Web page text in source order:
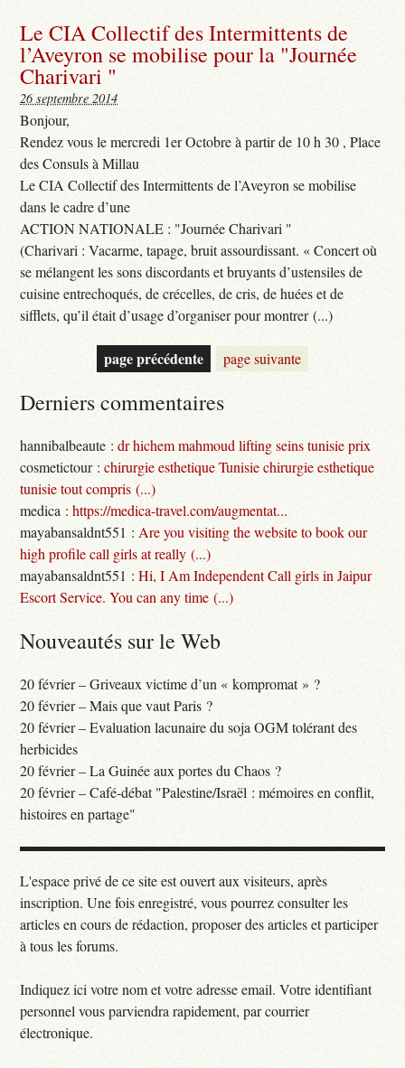
Le CIA Collectif des Intermittents de
l’Aveyron se mobilise pour la "Journée
Charivari "
26 septembre 2014
Bonjour,
Rendez vous le mercredi 1er Octobre à partir de 10 h 30 , Place
des Consuls à Millau
Le CIA Collectif des Intermittents de l’Aveyron se mobilise
dans le cadre d’une
ACTION NATIONALE : "Journée Charivari "
(Charivari : Vacarme, tapage, bruit assourdissant. « Concert où
se mélangent les sons discordants et bruyants d’ustensiles de
cuisine entrechoqués, de crécelles, de cris, de huées et de
sifflets, qu’il était d’usage d’organiser pour montrer (...)
page précédente page suivante
Derniers commentaires
hannibalbeaute :dr hichem mahmoud lifting seins tunisie prix
cosmetictour :chirurgie esthetique Tunisie chirurgie esthetique
tunisie tout compris (...)
medica :https://medica-travel.com/augmentat...
mayabansaldnt551 :Are you visiting the website to book our
high profile call girls at really (...)
mayabansaldnt551 :Hi, I Am Independent Call girls in Jaipur
Escort Service. You can any time (...)
Nouveautés sur le Web
20 février – Griveaux victime d’un « kompromat » ?
20 février – Mais que vaut Paris ?
20 février – Evaluation lacunaire du soja OGM tolérant des
herbicides
20 février – La Guinée aux portes du Chaos ?
20 février – Café-débat "Palestine/Israël : mémoires en conflit,
histoires en partage"
L'espace privé de ce site est ouvert aux visiteurs, après
inscription. Une fois enregistré, vous pourrez consulter les
articles en cours de rédaction, proposer des articles et participer
à tous les forums.
Indiquez ici votre nom et votre adresse email. Votre identifiant
personnel vous parviendra rapidement, par courrier
électronique.